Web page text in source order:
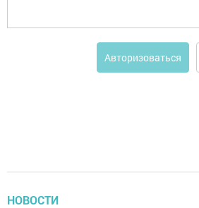
Авторизоваться
НОВОСТИ